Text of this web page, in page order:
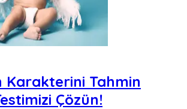
Karakterini Tahmin
Çözün!